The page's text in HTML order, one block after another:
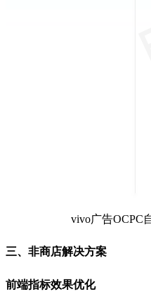
vivo广告OCPC
三、非商店解决方案
前端指标效果优化